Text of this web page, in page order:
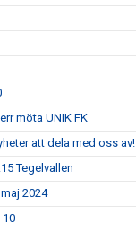
möta UNIK FK
att dela med oss av!
Tegelvallen
2024